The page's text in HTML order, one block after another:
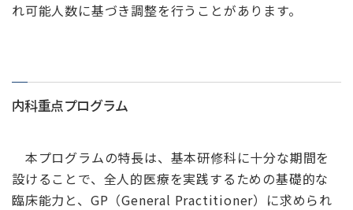
れ可能人数に基づき調整を行うことがあります。
内科重点プログラム
本プログラムの特長は、基本研修科に十分な期間を
設けることで、全人的医療を実践するための基礎的な
臨床能力と、GP（General Practitioner）に求められ